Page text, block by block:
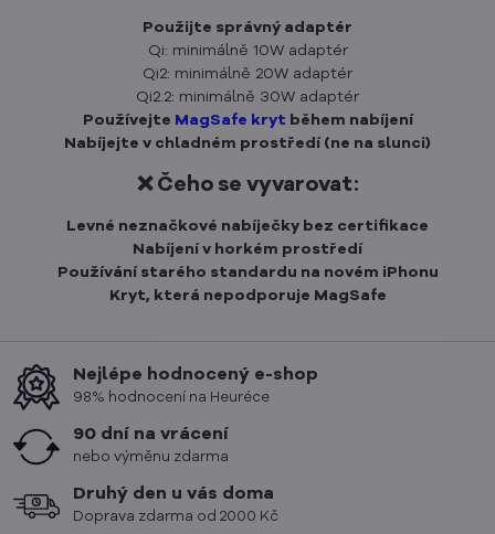
Použijte správný adaptér
Qi: minimálně 10W adaptér
Qi2: minimálně 20W adaptér
Qi2.2: minimálně 30W adaptér
Používejte MagSafe kryt během nabíjení
Nabíjejte v chladném prostředí (ne na slunci)
❌ Čeho se vyvarovat:
Levné neznačkové nabíječky bez certifikace
Nabíjení v horkém prostředí
Používání starého standardu na novém iPhonu
Kryt, která nepodporuje MagSafe
Nejlépe hodnocený e-shop
98% hodnocení na Heuréce
90 dní na vrácení
nebo výměnu zdarma
Druhý den u vás doma
Doprava zdarma od 2000 Kč